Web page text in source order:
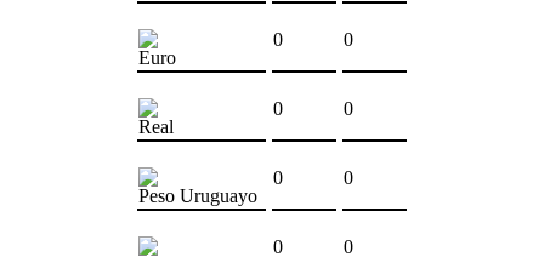
Euro
0 0
Real
0 0
Peso Uruguayo
0 0
0 0